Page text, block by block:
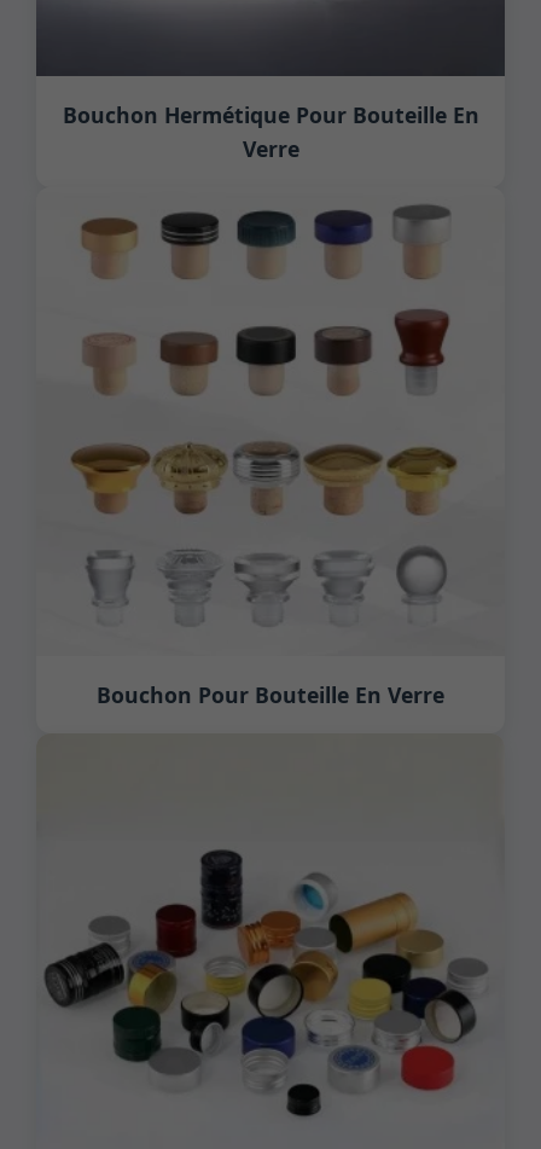
Bouchon Hermétique Pour Bouteille En
Verre
Bouchon Pour Bouteille En Verre